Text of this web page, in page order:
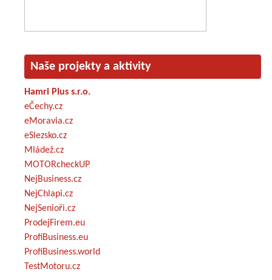
Naše projekty a aktivity
Hamri Plus s.r.o.
eČechy.cz
eMoravia.cz
eSlezsko.cz
Mládež.cz
MOTORcheckUP
NejBusiness.cz
NejChlapi.cz
NejSenioři.cz
ProdejFirem.eu
ProfiBusiness.eu
ProfiBusiness.world
TestMotoru.cz